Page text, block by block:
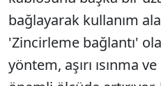
bağlayarak kullanım
'Zincirleme bağlantı'
yöntem, aşırı ısınma